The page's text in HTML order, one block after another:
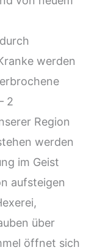
werden
2
Region
werden
im Geist
aufsteigen
über
öffnet sich